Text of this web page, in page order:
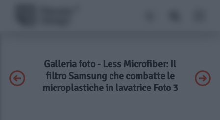
Galleria foto - Less Microfiber: Il
filtro Samsung che combatte le
microplastiche in lavatrice Foto 3